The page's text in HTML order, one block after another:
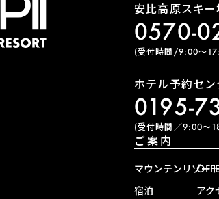
安比高原スキー
0570-
(受付時間/9:00〜
ホテル予約セン
0195-
(受付時間／9:00〜
ご案内
マウンテンリゾート
宿泊
アク